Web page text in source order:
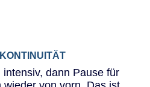
dann Pause für